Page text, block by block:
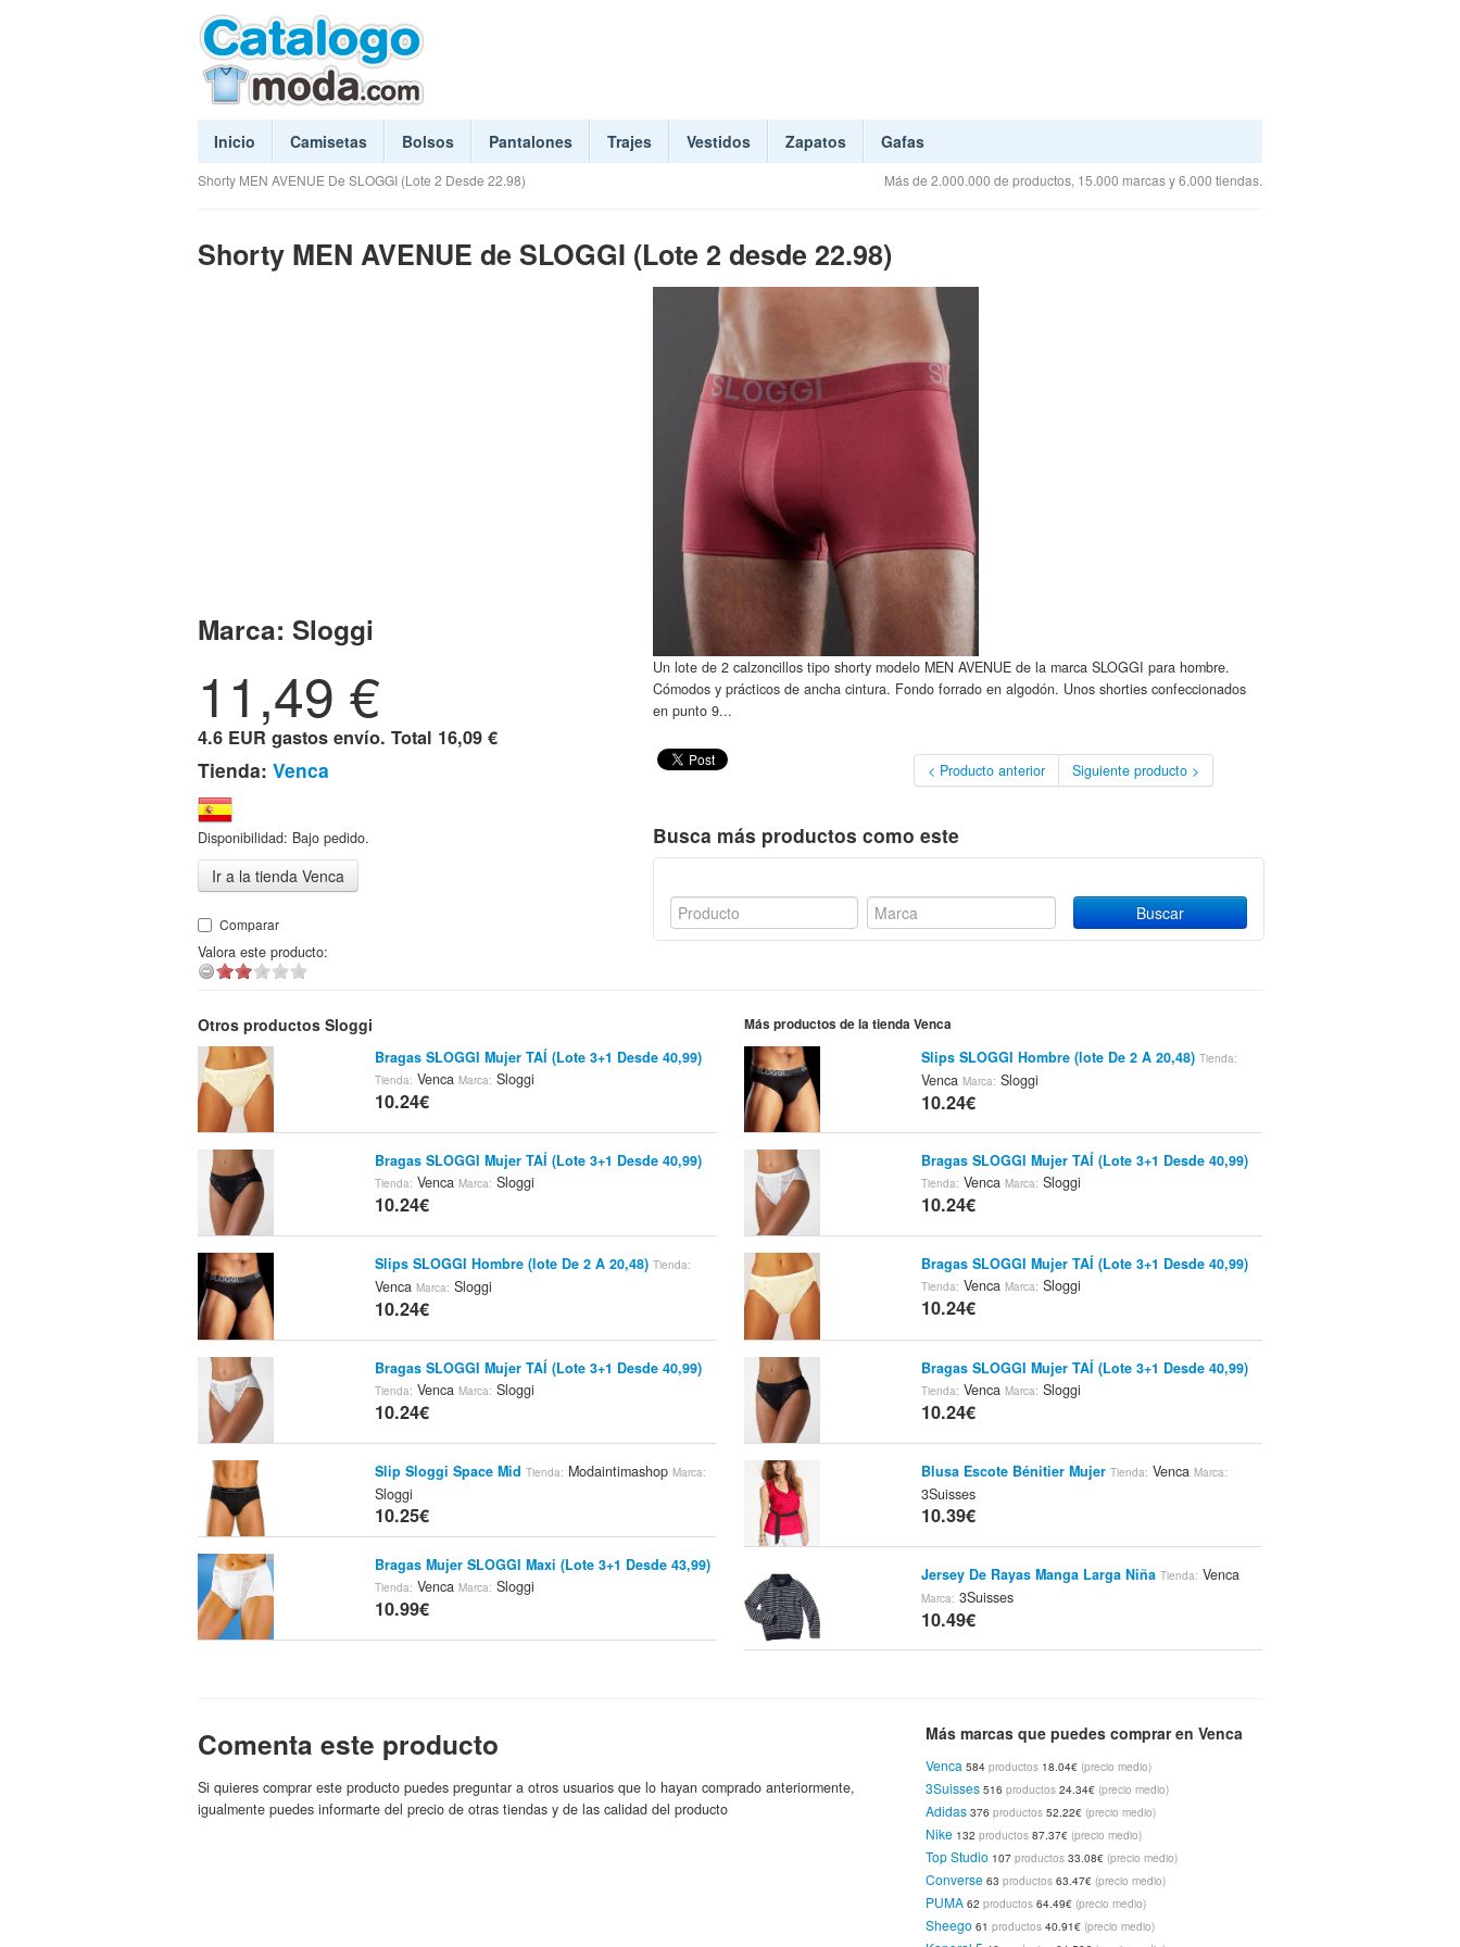
Inicio Camisetas Bolsos Pantalones Trajes Vestidos Zapatos Gafas
Shorty MEN AVENUE De SLOGGI (Lote 2 Desde 22.98) Más de 2.000.000 de productos, 15.000 marcas y 6.000 tiendas.
Shorty MEN AVENUE de SLOGGI (Lote 2 desde 22.98)
Marca: Sloggi
11,49 €
4.6 EUR gastos envío. Total 16,09 €
Tienda: Venca
Disponibilidad: Bajo pedido.
Ir a la tienda Venca
Comparar
Valora este producto:
Un lote de 2 calzoncillos tipo shorty modelo MEN AVENUE de la marca SLOGGI para hombre.
Cómodos y prácticos de ancha cintura. Fondo forrado en algodón. Unos shorties confeccionados
en punto 9...
< Producto anterior Siguiente producto >
Busca más productos como este
Otros productos Sloggi
Bragas SLOGGI Mujer TAÍ (Lote 3+1 Desde 40,99)
Tienda: VencaMarca: Sloggi
10.24€
Bragas SLOGGI Mujer TAÍ (Lote 3+1 Desde 40,99)
Tienda: VencaMarca: Sloggi
10.24€
Slips SLOGGI Hombre (lote De 2 A 20,48) Tienda:
VencaMarca: Sloggi
10.24€
Bragas SLOGGI Mujer TAÍ (Lote 3+1 Desde 40,99)
Tienda: VencaMarca: Sloggi
10.24€
Slip Sloggi Space Mid Tienda: ModaintimashopMarca:
Sloggi
10.25€
Bragas Mujer SLOGGI Maxi (Lote 3+1 Desde 43,99)
Tienda: VencaMarca: Sloggi
10.99€
Tienda:VencaMarca:Sloggi
10.99€
Más productos de la tienda Venca
Slips SLOGGI Hombre (lote De 2 A 20,48) Tienda:
Venca Marca: Sloggi
10.24€
Bragas SLOGGI Mujer TAÍ (Lote 3+1 Desde 40,99)
Tienda: Venca Marca: Sloggi
10.24€
Bragas SLOGGI Mujer TAÍ (Lote 3+1 Desde 40,99)
Tienda: Venca Marca: Sloggi
10.24€
Bragas SLOGGI Mujer TAÍ (Lote 3+1 Desde 40,99)
Tienda: Venca Marca: Sloggi
10.24€
Blusa Escote Bénitier Mujer Tienda: Venca Marca:
3Suisses
10.39€
Jersey De Rayas Manga Larga Niña Tienda: Venca
Marca: 3Suisses
10.49€
Conjunto Lencería Sujetador Y Braga
Marca:Venca
10.49€
Mantel Antimanchas Topos PVC Tienda:
Venca
10.79€
Comenta este producto
Si quieres comprar este producto puedes preguntar a otros usuarios que lo hayan comprado anteriormente,
igualmente puedes informarte del precio de otras tiendas y de las calidad del producto
Más marcas que puedes comprar en Venca
Venca 584productos 18.04€ (precio medio)
3Suisses 516productos 24.34€ (precio medio)
Adidas 376productos 52.22€ (precio medio)
Nike 132productos 87.37€ (precio medio)
Top Studio 107productos 33.08€ (precio medio)
Converse 63productos 63.47€ (precio medio)
PUMA 62productos 64.49€ (precio medio)
Sheego 61productos 40.91€ (precio medio)